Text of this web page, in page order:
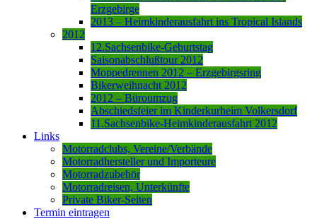
Erzgebirge
2013 – Heimkinderausfahrt ins Tropical Islands
2012
12.Sachsenbike-Geburtstag
Saisonabschlußtour 2012
Moppedrennen 2012 – Erzgebirgsring
Bikerweihnacht 2012
2012 – Büroumzug
Abschiedsfeier im Kinderkurheim Volkersdorf
11.Sachsenbike-Heimkinderausfahrt 2012
Links
Motorradclubs, Vereine/Verbände
Motorradhersteller und Importeure
Motorradzubehör
Motorradreisen, Unterkünfte
Private Biker-Seiten
Termin eintragen